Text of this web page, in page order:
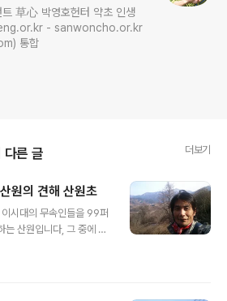
草心 박영호헌터 약초 인생
통합
다른 글 더보기
원의 견해 산원초
시대의 무속인들을 99퍼
는 산원입니다, 그 중에 산
이 포함 되기에, 오늘 강